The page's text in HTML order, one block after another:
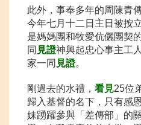
此外，事奉多年的周陳青
今年七月十二日主日被按
是媽媽團和牧愛伉儷團契
同 見證神興起忠心事主工
家一同 見證。
剛過去的水禮， 看見25位
歸入基督的名下，只有感
妹踴躍參與「差傳部」的